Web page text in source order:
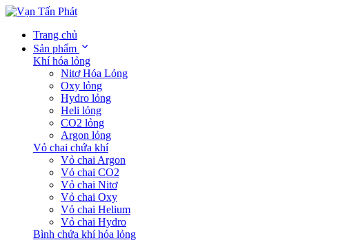
Trang chủ
Sản phẩm
Khí hóa lỏng
Nitơ Hóa Lỏng
Oxy lỏng
Hydro lỏng
Heli lỏng
CO2 lỏng
Argon lỏng
Vỏ chai chứa khí
Vỏ chai Argon
Vỏ chai CO2
Vỏ chai Nitơ
Vỏ chai Oxy
Vỏ chai Helium
Vỏ chai Hydro
Bình chứa khí hóa lỏng